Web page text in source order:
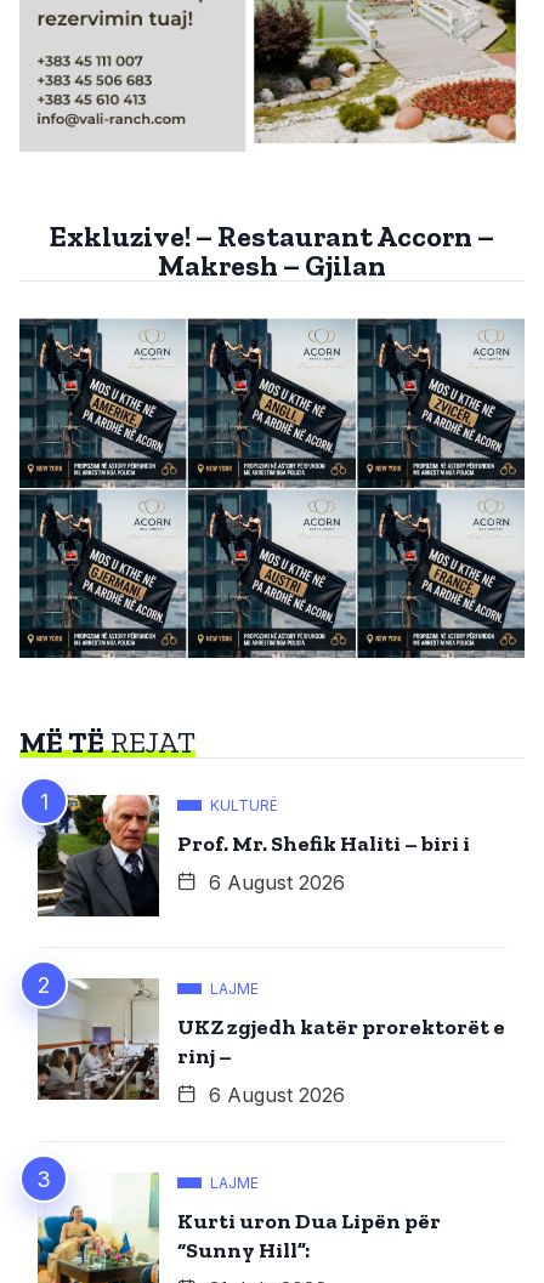
Exkluzive! – Restaurant Accorn –
Makresh – Gjilan
MË TËREJAT
KULTURË
Prof. Mr. Shefik Haliti – biri i
6 August 2026
LAJME
UKZ zgjedh katër prorektorët e
rinj –
6 August 2026
LAJME
Kurti uron Dua Lipën për
“Sunny Hill”: